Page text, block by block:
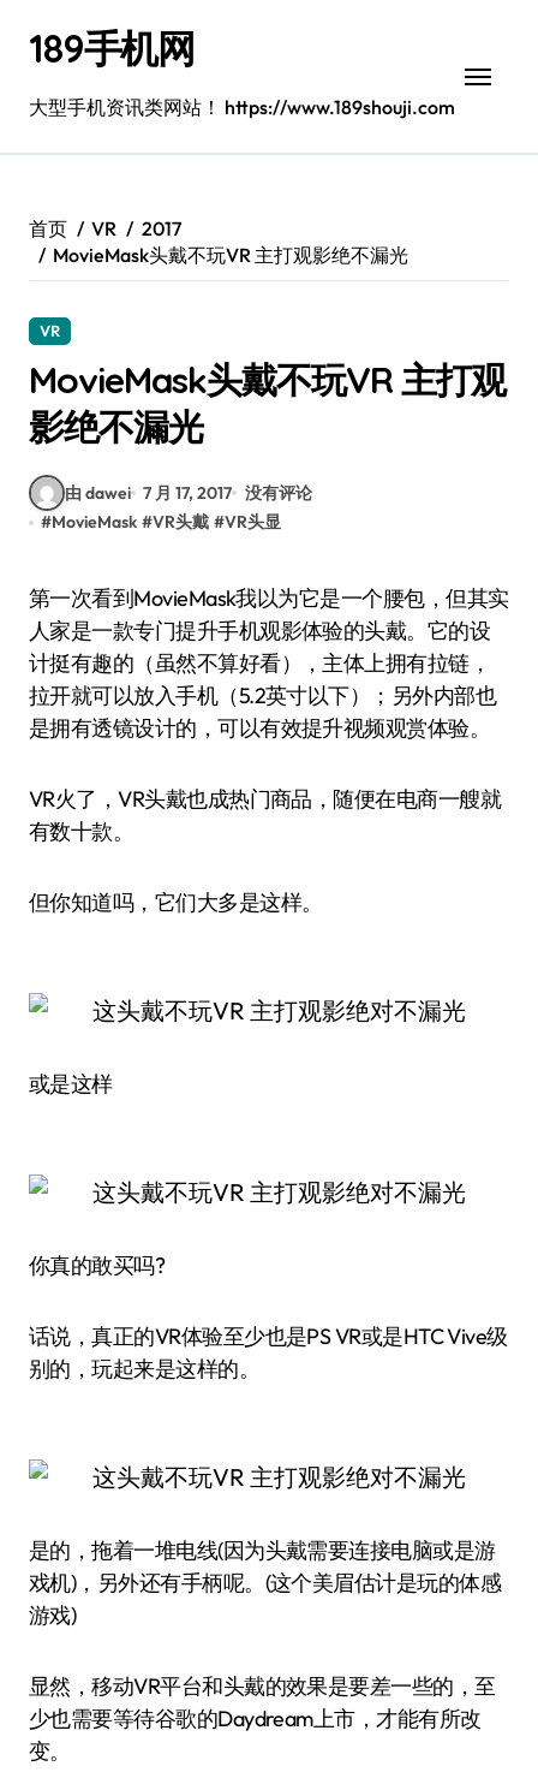
189手机网
大型手机资讯类网站！ https://www.189shouji.com
首页 VR
2017
MovieMask头戴不玩VR 主打观影绝不漏光
VR
MovieMask头戴不玩VR 主打观
影绝不漏光
由 dawei 7 月 17, 2017 没有评论
#MovieMask #VR头戴 #VR头显
第一次看到MovieMask我以为它是一个腰包，但其实
人家是一款专门提升手机观影体验的头戴。它的设
计挺有趣的（虽然不算好看），主体上拥有拉链，
拉开就可以放入手机（5.2英寸以下）；另外内部也
是拥有透镜设计的，可以有效提升视频观赏体验。
VR火了，VR头戴也成热门商品，随便在电商一艘就
有数十款。
但你知道吗，它们大多是这样。
或是这样
你真的敢买吗?
话说，真正的VR体验至少也是PS VR或是HTC Vive级
别的，玩起来是这样的。
是的，拖着一堆电线(因为头戴需要连接电脑或是游
戏机)，另外还有手柄呢。(这个美眉估计是玩的体感
游戏)
显然，移动VR平台和头戴的效果是要差一些的，至
少也需要等待谷歌的Daydream上市，才能有所改
变。